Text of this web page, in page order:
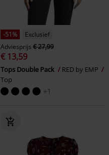
-51%
Exclusief
Adviesprijs € 27,99
€ 13,59
Tops Double Pack
RED by EMP
Top
+1